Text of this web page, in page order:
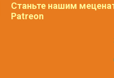
Станьте нашим
Patreon